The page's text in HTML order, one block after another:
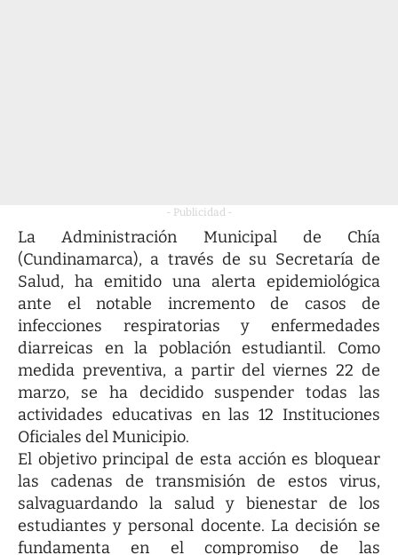
- Publicidad -
La Administración Municipal de Chía
(Cundinamarca), a través de su Secretaría de
Salud, ha emitido una alerta epidemiológica
ante el notable incremento de casos de
infecciones respiratorias y enfermedades
diarreicas en la población estudiantil. Como
medida preventiva, a partir del viernes 22 de
marzo, se ha decidido suspender todas las
actividades educativas en las 12 Instituciones
Oficiales del Municipio.
El objetivo principal de esta acción es bloquear
las cadenas de transmisión de estos virus,
salvaguardando la salud y bienestar de los
estudiantes y personal docente. La decisión se
fundamenta en el compromiso de las